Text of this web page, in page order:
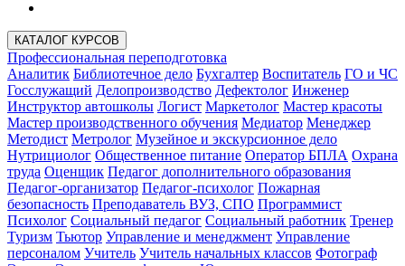
КАТАЛОГ КУРСОВ
Профессиональная переподготовка
Аналитик Библиотечное дело Бухгалтер Воспитатель ГО и ЧС
Госслужащий Делопроизводство Дефектолог Инженер
Инструктор автошколы Логист Маркетолог Мастер красоты
Мастер производственного обучения Медиатор Менеджер
Методист Метролог Музейное и экскурсионное дело
Нутрициолог Общественное питание Оператор БПЛА Охрана
труда Оценщик Педагог дополнительного образования
Педагог-организатор Педагог-психолог Пожарная
безопасность Преподаватель ВУЗ, СПО Программист
Психолог Социальный педагог Социальный работник Тренер
Туризм Тьютор Управление и менеджмент Управление
персоналом Учитель Учитель начальных классов Фотограф